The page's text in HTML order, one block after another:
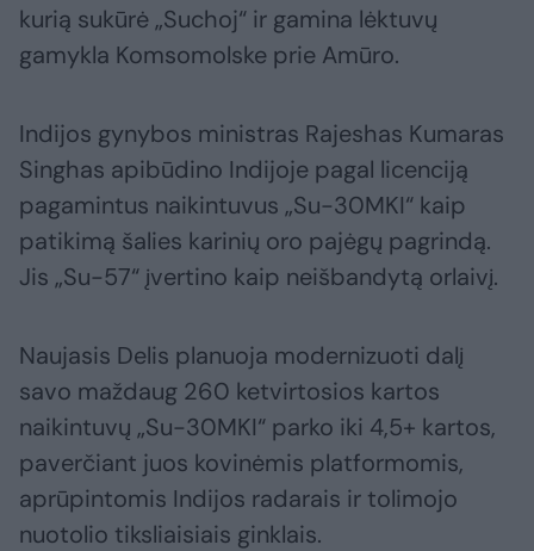
kurią sukūrė „Suchoj“ ir gamina lėktuvų
gamykla Komsomolske prie Amūro.
Indijos gynybos ministras Rajeshas Kumaras
Singhas apibūdino Indijoje pagal licenciją
pagamintus naikintuvus „Su-30MKI“ kaip
patikimą šalies karinių oro pajėgų pagrindą.
Jis „Su-57“ įvertino kaip neišbandytą orlaivį.
Naujasis Delis planuoja modernizuoti dalį
savo maždaug 260 ketvirtosios kartos
naikintuvų „Su-30MKI“ parko iki 4,5+ kartos,
paverčiant juos kovinėmis platformomis,
aprūpintomis Indijos radarais ir tolimojo
nuotolio tiksliaisiais ginklais.